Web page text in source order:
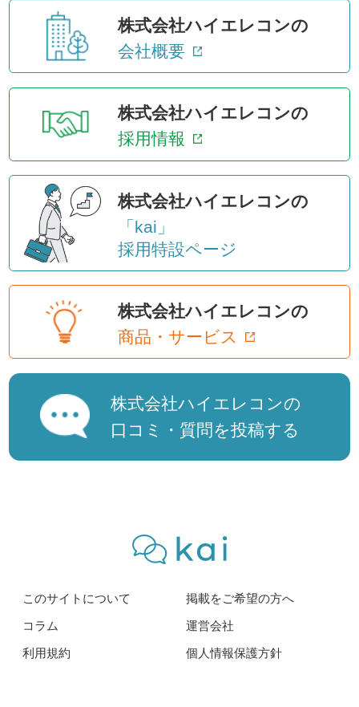
株式会社ハイエレコンの
会社概要
株式会社ハイエレコンの
採用情報
株式会社ハイエレコンの
「kai」
採用特設ページ
株式会社ハイエレコンの
商品・サービス
株式会社ハイエレコンの
口コミ・質問を投稿する
このサイトについて
掲載をご希望の方へ
コラム
運営会社
利用規約
個人情報保護方針